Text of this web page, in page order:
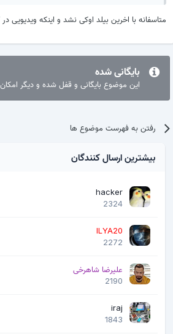
متاسفانه با اخرین بیلد اوکی نشد و اینکه ویدیویی در
بایگانی شده
این موضوع بایگانی و قفل شده و دیگر
رفتن به فهرست موضوع ها
بیشترین ارسال کنندگان
hacker
2324
ILYA20
2272
علیرضا شاهرخی
2190
iraj
1843